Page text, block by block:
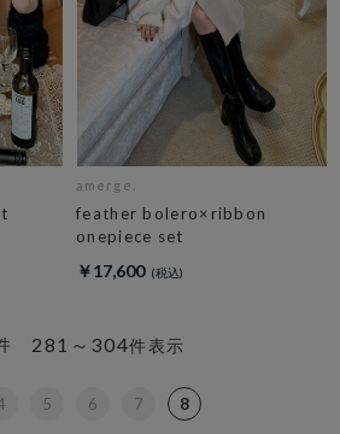
amerge.
feather bolero×ribbon
onepiece set
￥17,600
281～304件表示
5 6 7 8